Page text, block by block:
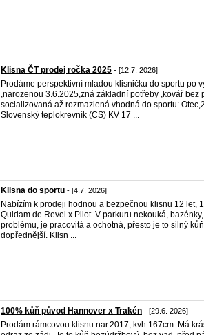
Klisna ČT prodej ročka 2025 - [12.7. 2026]
Prodáme perspektivní mladou klisničku do sportu po
,narozenou 3.6.2025,zná základní potřeby ,kovář bez
socializovaná až rozmazlená vhodná do sportu:
Slovenský teplokrevník (CS) KV 17 ...
Klisna do sportu - [4.7. 2026]
Nabízím k prodeji hodnou a bezpečnou klisnu 12 let,
Quidam de Revel x Pilot. V parkuru nekouká,
problému, je pracovitá a ochotná, přesto je to silný
dopřednější. Klisn ...
100% kůň původ Hannover x Trakén - [29.6. 2026]
Prodám rámcovou klisnu nar.2017, kvh 167cm. Má